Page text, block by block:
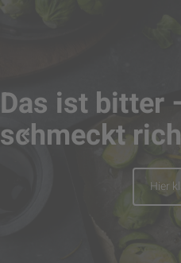
Das ist bitter
schmeckt
Hier